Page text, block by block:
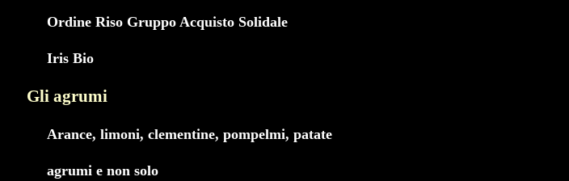
Ordine Riso Gruppo Acquisto Solidale
Iris Bio
Gli agrumi
Arance, limoni, clementine, pompelmi, patate
agrumi e non solo